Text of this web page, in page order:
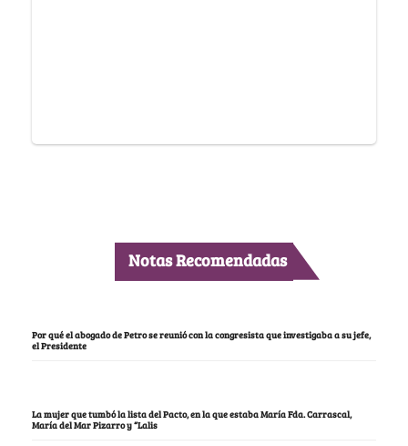
Notas Recomendadas
Por qué el abogado de Petro se reunió con la congresista que investigaba a su jefe,
el Presidente
La mujer que tumbó la lista del Pacto, en la que estaba María Fda. Carrascal,
María del Mar Pizarro y “Lalis